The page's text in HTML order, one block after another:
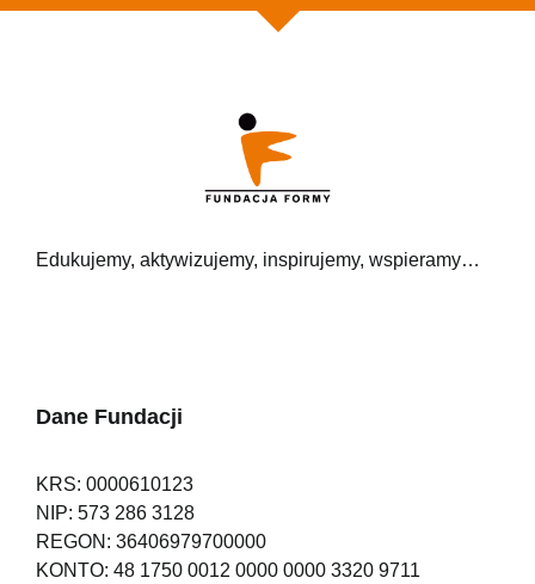
Edukujemy, aktywizujemy, inspirujemy, wspieramy…
Dane Fundacji
KRS: 0000610123
NIP: 573 286 3128
REGON: 36406979700000
KONTO: 48 1750 0012 0000 0000 3320 9711